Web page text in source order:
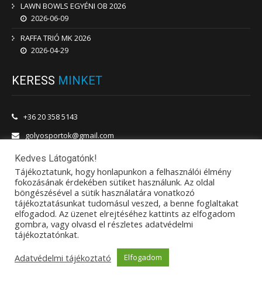
LAWN BOWLS EGYÉNI OB 2026
2026-06-09
RAFFA TRIÓ MK 2026
2026-04-29
KERESS MINKET
+36 20 358 5143
golyosportok@gmail.com
1201 Budapest, Vörösmarty utca 180.
© 2017Magyar Golyósportok Szövetsége
Design byGábor Fóti
Kedves Látogatónk!
Tájékoztatunk, hogy honlapunkon a felhasználói élmény
fokozásának érdekében sütiket használunk. Az oldal
böngészésével a sütik használatára vonatkozó
tájékoztatásunkat tudomásul veszed, a benne foglaltakat
elfogadod. Az üzenet elrejtéséhez kattints az elfogadom
gombra, vagy olvasd el részletes adatvédelmi
tájékoztatónkat.
Adatvédelmi tájékoztató
Elfogadom